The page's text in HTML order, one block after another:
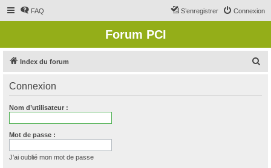
FAQ Connexion
S’enregistrer
Forum PCI
Index du forum
Connexion
Nom d’utilisateur :
Mot de passe :
J’ai oublié mon mot de passe